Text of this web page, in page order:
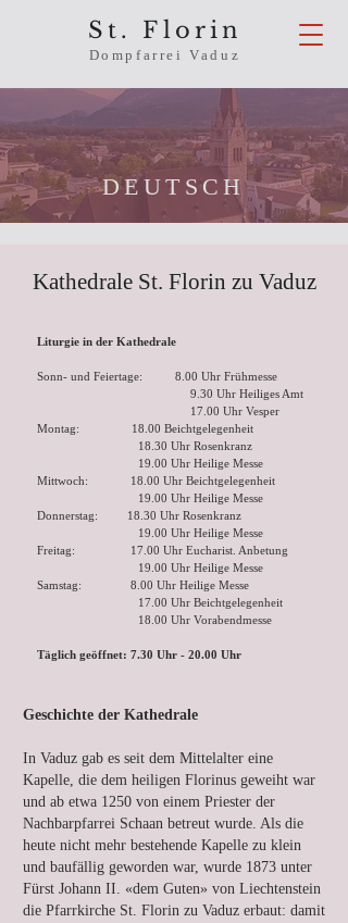
St. Florin
Dompfarrei Vaduz
DEUTSCH
Kathedrale St. Florin zu Vaduz
Liturgie in der Kathedrale
Sonn- und Feiertage: 8.00 Uhr Frühmesse
9.30 Uhr Heiliges Amt
17.00 Uhr Vesper
Montag: 18.00 Beichtgelegenheit
18.30 Uhr Rosenkranz
19.00 Uhr Heilige Messe
Mittwoch: 18.00 Uhr Beichtgelegenheit
19.00 Uhr Heilige Messe
Donnerstag: 18.30 Uhr Rosenkranz
19.00 Uhr Heilige Messe
Freitag: 17.00 Uhr Eucharist. Anbetung
19.00 Uhr Heilige Messe
Samstag: 8.00 Uhr Heilige Messe
17.00 Uhr Beichtgelegenheit
18.00 Uhr Vorabendmesse
Täglich geöffnet: 7.30 Uhr - 20.00 Uhr
Geschichte der Kathedrale
In Vaduz gab es seit dem Mittelalter eine
Kapelle, die dem heiligen Florinus geweiht war
und ab etwa 1250 von einem Priester der
Nachbarpfarrei Schaan betreut wurde. Als die
heute nicht mehr bestehende Kapelle zu klein
und baufällig geworden war, wurde 1873 unter
Fürst Johann II. «dem Guten» von Liechtenstein
die Pfarrkirche St. Florin zu Vaduz erbaut: damit